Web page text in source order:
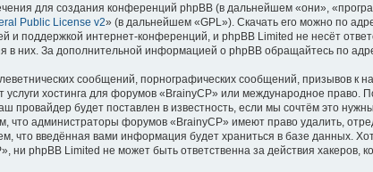
для создания конференций phpBB (в дальнейшем «они»,
Public License v2» (в дальнейшем «GPL»). Скачать его можно по
и поддержкой интернет-конференций, и phpBB Limited не несёт
в них. За дополнительной информацией о phpBB обращайтесь по
сообщений, порнографических сообщений, призывов к
хостинга для форумов «BrainyCP» или международное право.
будет поставлен в известность, если мы сочтём это
что администраторы форумов «BrainyCP» имеют право удалить,
что введённая вами информация будет храниться в базе данных.
phpBB Limited не может быть ответственна за действия хакеров,